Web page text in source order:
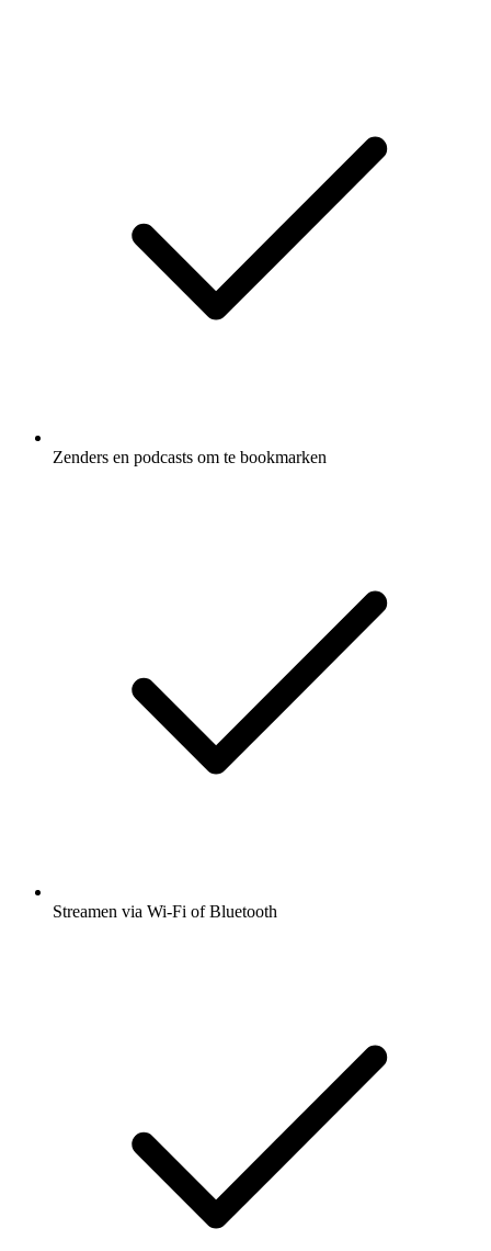
Zenders en podcasts om te bookmarken
Streamen via Wi-Fi of Bluetooth